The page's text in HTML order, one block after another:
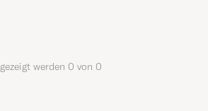
gezeigt werden 0 von 0